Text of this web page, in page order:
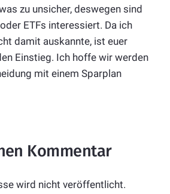
zu unsicher, deswegen sind
ETFs interessiert. Da ich
damit auskannte, ist euer
Einstieg. Ich hoffe wir werden
mit einem Sparplan
Kommentar
wird nicht veröffentlicht.